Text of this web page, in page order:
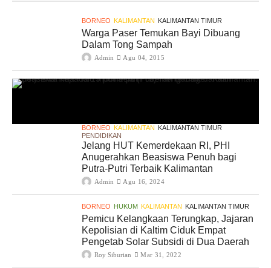
BORNEO KALIMANTAN KALIMANTAN TIMUR
Warga Paser Temukan Bayi Dibuang
Dalam Tong Sampah
Admin Agu 04, 2015
BORNEO KALIMANTAN KALIMANTAN TIMUR
PENDIDIKAN
Jelang HUT Kemerdekaan RI, PHI
Anugerahkan Beasiswa Penuh bagi
Putra-Putri Terbaik Kalimantan
Admin Agu 16, 2024
BORNEO HUKUM KALIMANTAN KALIMANTAN TIMUR
Pemicu Kelangkaan Terungkap, Jajaran
Kepolisian di Kaltim Ciduk Empat
Pengetab Solar Subsidi di Dua Daerah
Roy Siburian Mar 31, 2022